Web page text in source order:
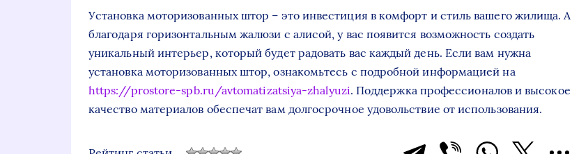
Установка моторизованных штор – это инвестиция в комфорт и стиль вашего жилища. А
благодаря горизонтальным жалюзи с алисой, у вас появится возможность создать
уникальный интерьер, который будет радовать вас каждый день. Если вам нужна
установка моторизованных штор, ознакомьтесь с подробной информацией на
https://prostore-spb.ru/avtomatizatsiya-zhalyuzi. Поддержка профессионалов и высокое
качество материалов обеспечат вам долгосрочное удовольствие от использования.